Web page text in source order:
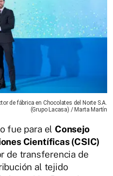
de fábrica en Chocolates del Norte S.A.
(Grupo Lacasa) / Marta Martín
fue para el Consejo
Científicas (CSIC)
de transferencia de
al tejido